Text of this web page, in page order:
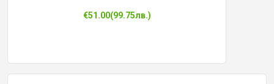
€51.00(99.75лв.)